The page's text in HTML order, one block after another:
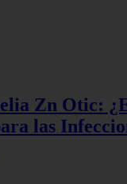
Zn Otic:
las